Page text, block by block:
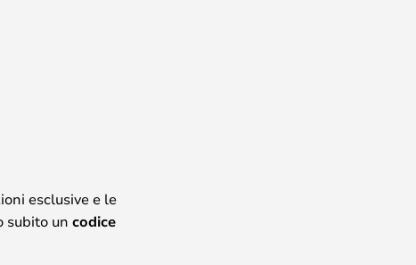
esclusive e le
subito un codice